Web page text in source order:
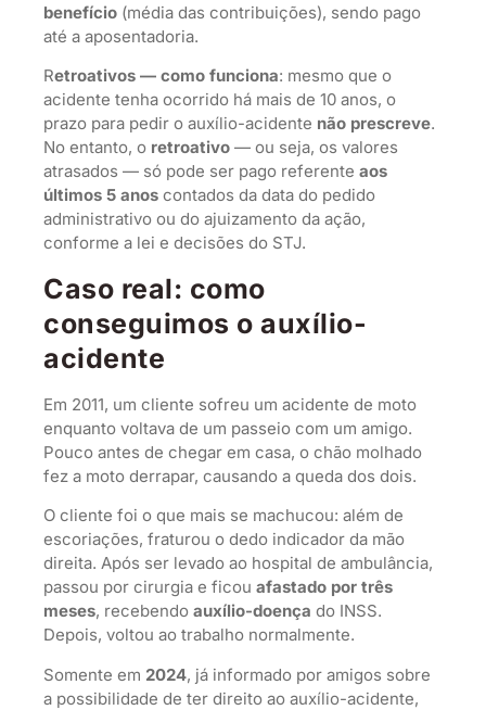
benefício (média das contribuições), sendo pago
até a aposentadoria.
Retroativos — como funciona: mesmo que o
acidente tenha ocorrido há mais de 10 anos, o
prazo para pedir o auxílio-acidente não prescreve.
No entanto, o retroativo — ou seja, os valores
atrasados — só pode ser pago referente aos
últimos 5 anos contados da data do pedido
administrativo ou do ajuizamento da ação,
conforme a lei e decisões do STJ.
Caso real: como
conseguimos o auxílio-
acidente
Em 2011, um cliente sofreu um acidente de moto
enquanto voltava de um passeio com um amigo.
Pouco antes de chegar em casa, o chão molhado
fez a moto derrapar, causando a queda dos dois.
O cliente foi o que mais se machucou: além de
escoriações, fraturou o dedo indicador da mão
direita. Após ser levado ao hospital de ambulância,
passou por cirurgia e ficou afastado por três
meses, recebendo auxílio-doença do INSS.
Depois, voltou ao trabalho normalmente.
Somente em 2024, já informado por amigos sobre
a possibilidade de ter direito ao auxílio-acidente,